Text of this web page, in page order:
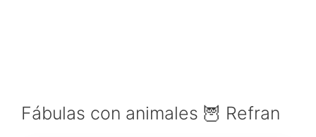
Fábulas con animales 🦉 Refran